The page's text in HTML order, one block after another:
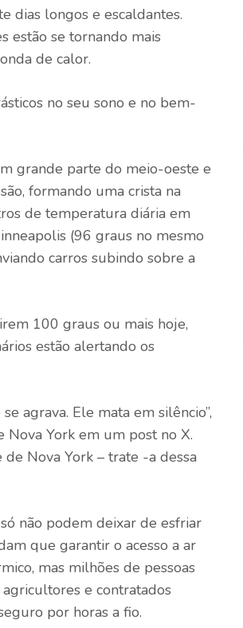
dias longos e escaldantes.
estão se tornando mais
de calor.
no seu sono e no bem-
grande parte do meio-oeste e
formando uma crista na
de temperatura diária em
(96 graus no mesmo
carros subindo sobre a
100 graus ou mais hoje,
estão alertando os
agrava. Ele mata em silêncio”,
Nova York em um post no X.
Nova York – trate -a dessa
não podem deixar de esfriar
que garantir o acesso a ar
mas milhões de pessoas
e contratados
por horas a fio.